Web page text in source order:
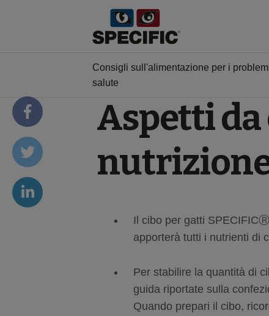
Consigli sull'alimentazione per i
salute
Aspetti
Il cibo per gatti
apporterà tutti i nutrienti di
Per stabilire la quantità di
guida riportate sulla
Quando prepari il cibo,